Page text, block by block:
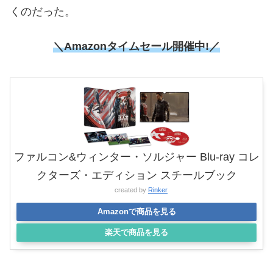
くのだった。
＼Amazonタイムセール開催中!／
ファルコン&ウィンター・ソルジャー Blu-ray コレ
クターズ・エディション スチールブック
created by Rinker
Amazonで商品を見る
楽天で商品を見る